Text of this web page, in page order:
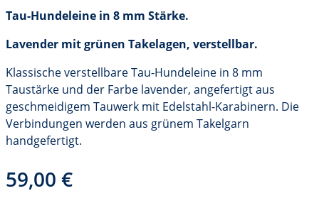
Tau-Hundeleine in 8 mm Stärke.
Lavender mit grünen Takelagen, verstellbar.
Klassische verstellbare Tau-Hundeleine in 8 mm
Taustärke und der Farbe lavender, angefertigt aus
geschmeidigem Tauwerk mit Edelstahl-Karabinern. Die
Verbindungen werden aus grünem Takelgarn
handgefertigt.
59,00 €